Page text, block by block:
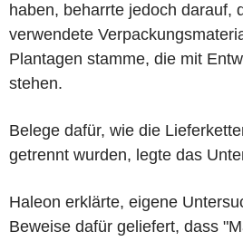
haben, beharrte jedoch darauf,
verwendete
Plantagen stamme, die mit
stehen.
Belege dafür, wie die
getrennt wurden, legte das
Haleon erklärte, eigene
Beweise dafür geliefert, dass